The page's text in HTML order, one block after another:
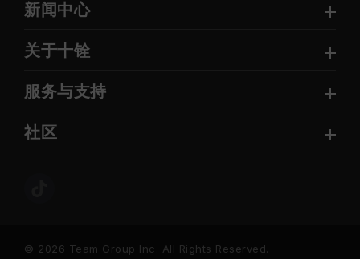
新闻中心
关于十铨
服务与支持
社区
© 2026 Team Group Inc. All Rights Reserved.